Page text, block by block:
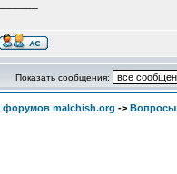
Показать сообщения:
форумов malchish.org -> Вопросы